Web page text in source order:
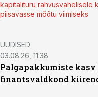
kapitalituru rahvusvahelisele
piisavasse mõõtu viimiseks
UUDISED
03.08.26, 11:38
Palgapakkumiste kasv
finantsvaldkond